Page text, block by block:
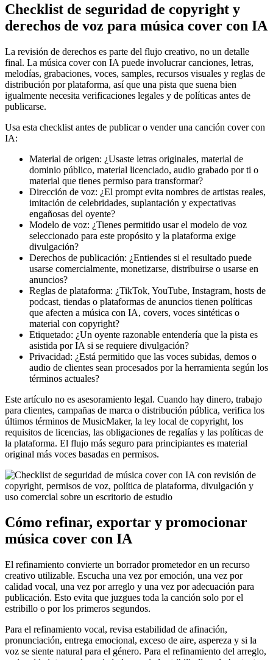
Checklist de seguridad de copyright y
derechos de voz para música cover con IA
La revisión de derechos es parte del flujo creativo, no un detalle
final. La música cover con IA puede involucrar canciones, letras,
melodías, grabaciones, voces, samples, recursos visuales y reglas de
distribución por plataforma, así que una pista que suena bien
igualmente necesita verificaciones legales y de políticas antes de
publicarse.
Usa esta checklist antes de publicar o vender una canción cover con
IA:
Material de origen: ¿Usaste letras originales, material de
dominio público, material licenciado, audio grabado por ti o
material que tienes permiso para transformar?
Dirección de voz: ¿El prompt evita nombres de artistas reales,
imitación de celebridades, suplantación y expectativas
engañosas del oyente?
Modelo de voz: ¿Tienes permitido usar el modelo de voz
seleccionado para este propósito y la plataforma exige
divulgación?
Derechos de publicación: ¿Entiendes si el resultado puede
usarse comercialmente, monetizarse, distribuirse o usarse en
anuncios?
Reglas de plataforma: ¿TikTok, YouTube, Instagram, hosts de
podcast, tiendas o plataformas de anuncios tienen políticas
que afecten a música con IA, covers, voces sintéticas o
material con copyright?
Etiquetado: ¿Un oyente razonable entendería que la pista es
asistida por IA si se requiere divulgación?
Privacidad: ¿Está permitido que las voces subidas, demos o
audio de clientes sean procesados por la herramienta según los
términos actuales?
Este artículo no es asesoramiento legal. Cuando hay dinero, trabajo
para clientes, campañas de marca o distribución pública, verifica los
últimos términos de MusicMaker, la ley local de copyright, los
requisitos de licencias, las obligaciones de regalías y las políticas de
la plataforma. El flujo más seguro para principiantes es material
original más voces basadas en permisos.
Cómo refinar, exportar y promocionar
música cover con IA
El refinamiento convierte un borrador prometedor en un recurso
creativo utilizable. Escucha una vez por emoción, una vez por
calidad vocal, una vez por arreglo y una vez por adecuación para
publicación. Esto evita que juzgues toda la canción solo por el
estribillo o por los primeros segundos.
Para el refinamiento vocal, revisa estabilidad de afinación,
pronunciación, entrega emocional, exceso de aire, aspereza y si la
voz se siente natural para el género. Para el refinamiento del arreglo,